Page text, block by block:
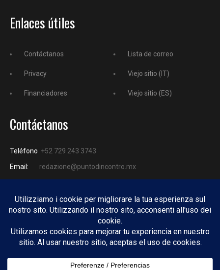
Enlaces útiles
Contáctanos
Privacy
Financiadores
Lista de correo
Viejo sitio (IT)
Viejo sitio (ES)
Contáctanos
Teléfono +52 729 243 3743
Email:
redazione@puntodincontro.mx
PUNTODINCONTRO